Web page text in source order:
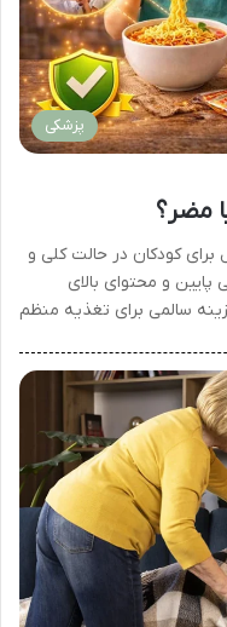
پزشکی
مضر؟
کودکان در حالت کلی و
پایین و محتوای بالای
سالمی برای تغذیه منظم